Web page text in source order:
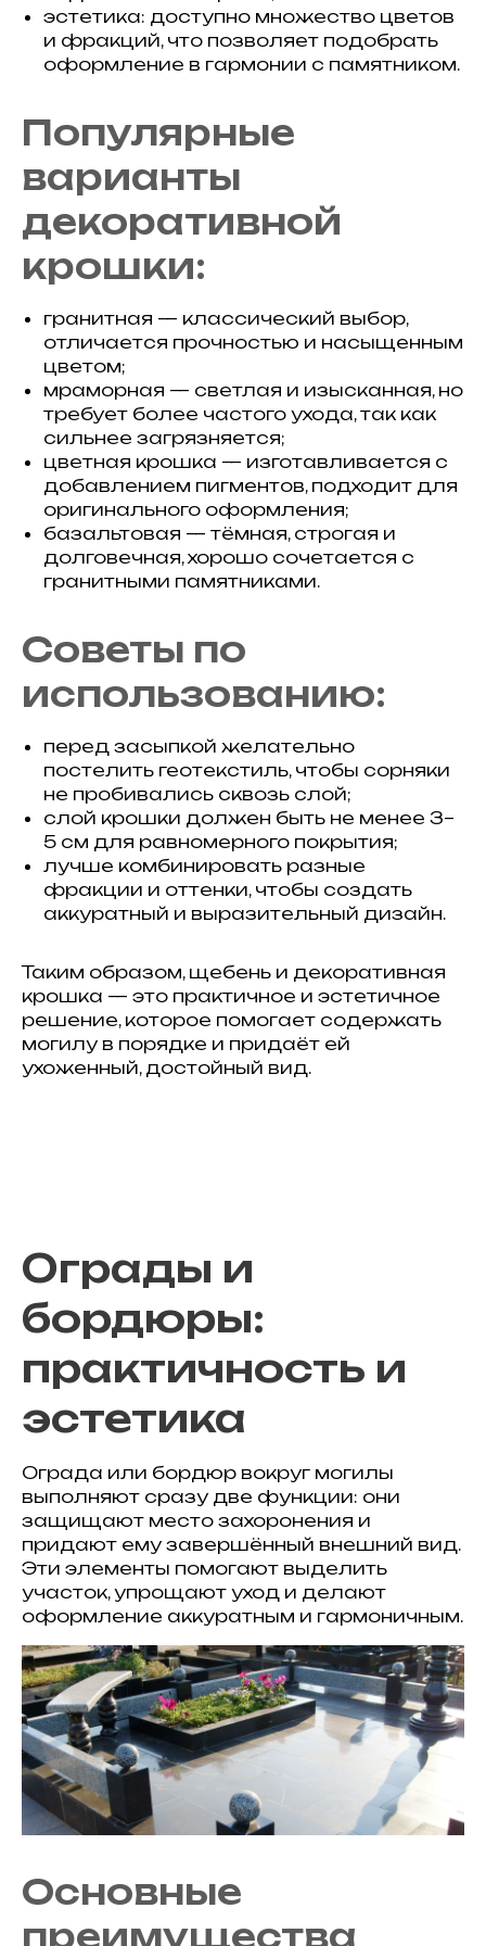
эстетика: доступно множество цветов
и фракций, что позволяет подобрать
оформление в гармонии с памятником.
Популярные
варианты
декоративной
крошки:
гранитная — классический выбор,
отличается прочностью и насыщенным
цветом;
мраморная — светлая и изысканная, но
требует более частого ухода, так как
сильнее загрязняется;
цветная крошка — изготавливается с
добавлением пигментов, подходит для
оригинального оформления;
базальтовая — тёмная, строгая и
долговечная, хорошо сочетается с
гранитными памятниками.
Советы по
использованию:
перед засыпкой желательно
постелить геотекстиль, чтобы сорняки
не пробивались сквозь слой;
слой крошки должен быть не менее 3–
5 см для равномерного покрытия;
лучше комбинировать разные
фракции и оттенки, чтобы создать
аккуратный и выразительный дизайн.
Таким образом, щебень и декоративная
крошка — это практичное и эстетичное
решение, которое помогает содержать
могилу в порядке и придаёт ей
ухоженный, достойный вид.
Ограды и
бордюры:
практичность и
эстетика
Ограда или бордюр вокруг могилы
выполняют сразу две функции: они
защищают место захоронения и
придают ему завершённый внешний вид.
Эти элементы помогают выделить
участок, упрощают уход и делают
оформление аккуратным и гармоничным.
Основные
преимущества